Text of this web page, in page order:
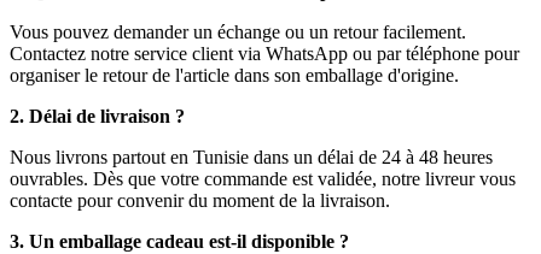
Vous pouvez demander un échange ou un retour facilement.
Contactez notre service client via WhatsApp ou par téléphone pour
organiser le retour de l'article dans son emballage d'origine.
2. Délai de livraison ?
Nous livrons partout en Tunisie dans un délai de 24 à 48 heures
ouvrables. Dès que votre commande est validée, notre livreur vous
contacte pour convenir du moment de la livraison.
3. Un emballage cadeau est-il disponible ?